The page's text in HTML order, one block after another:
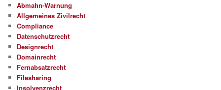
Abmahn-Warnung
Allgemeines Zivilrecht
Compliance
Datenschutzrecht
Designrecht
Domainrecht
Fernabsatzrecht
Filesharing
Insolvenzrecht